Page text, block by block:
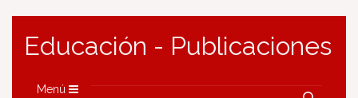
Educación - Publicaciones
Menú